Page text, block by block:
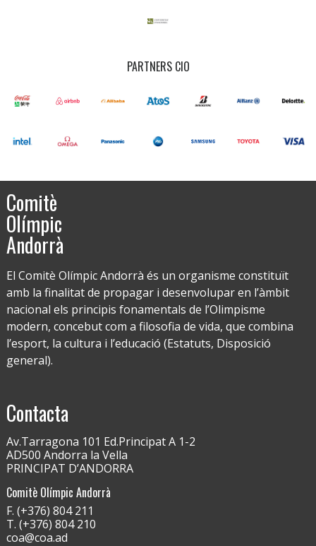
PARTNERS CIO
Comitè
Olímpic
Andorrà
El Comitè Olímpic Andorrà és un organisme constituït
amb la finalitat de propagar i desenvolupar en l’àmbit
nacional els principis fonamentals de l’Olimpisme
modern, concebut com a filosofia de vida, que combina
l’esport, la cultura i l’educació (Estatuts, Disposició
general).
Contacta
Av.Tarragona 101 Ed.Principat A 1-2
AD500 Andorra la Vella
PRINCIPAT D’ANDORRA
Comitè Olímpic Andorrà
F. (+376) 804 211
T. (+376) 804 210
coa@coa.ad